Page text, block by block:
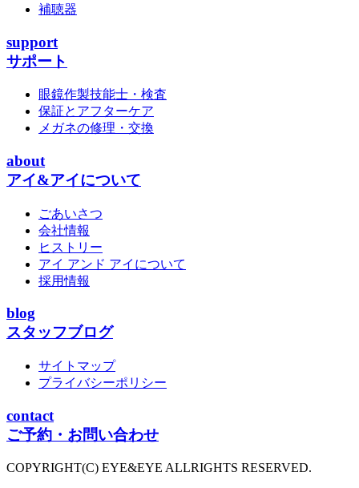
補聴器
support
サポート
眼鏡作製技能士・検査
保証とアフターケア
メガネの修理・交換
about
アイ&アイについて
ごあいさつ
会社情報
ヒストリー
アイ アンド アイについて
採用情報
blog
スタッフブログ
サイトマップ
プライバシーポリシー
contact
ご予約・お問い合わせ
COPYRIGHT(C) EYE&EYE ALLRIGHTS RESERVED.